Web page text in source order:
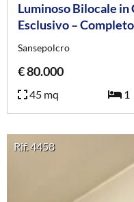
Luminoso Bilocale
Esclusivo –
Sansepolcro
€ 80.000
45 mq 1
Rif. 4458